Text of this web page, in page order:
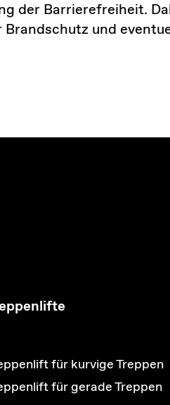
der Barrierefreiheit.
und
für kurvige Treppen
für gerade Treppen